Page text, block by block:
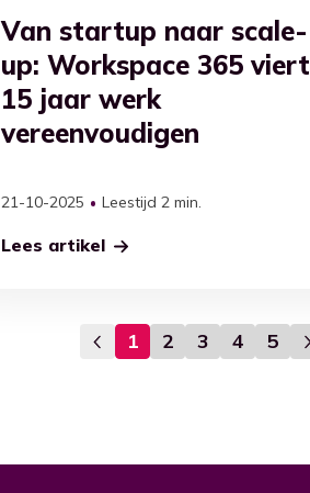
Van startup naar scale-
up: Workspace 365 viert
15 jaar werk
vereenvoudigen
21-10-2025 Leestijd 2 min.
Lees artikel
1 2 3 4 5